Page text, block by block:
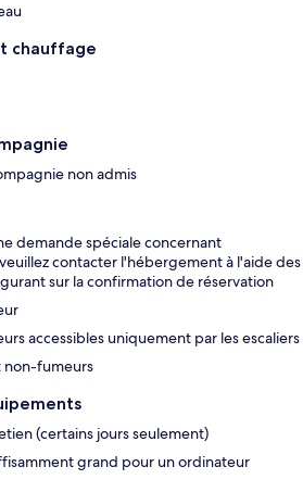
chauffage
non admis
demande spéciale concernant
contacter l'hébergement à l'aide des
sur la confirmation de réservation
accessibles uniquement par les escaliers
fumeurs
(certains jours seulement)
grand pour un ordinateur